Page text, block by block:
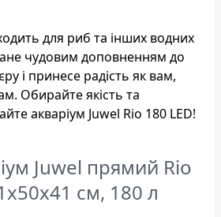
для риб та інших водних
чудовим доповненням до
і принесе радість як вам,
Обирайте якість та
акваріум Juwel Rio 180 LED!
Juwel прямий Rio
см, 180 л